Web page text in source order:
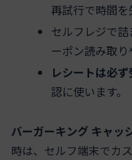
再試行で時間を
セルフレジで
ーポン読み取り
レシートは必ず
認に使います。
バーガーキング キャッ
時は、セルフ端末でカ